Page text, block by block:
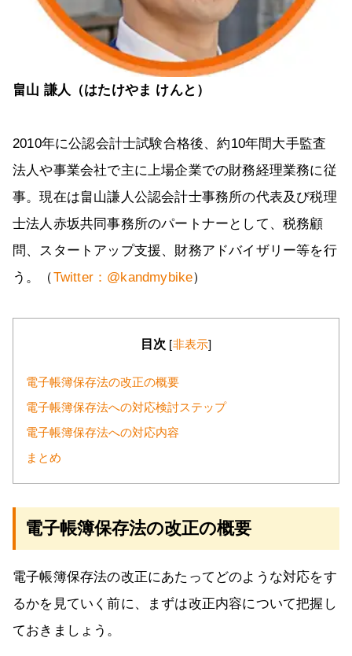
畠山 謙人（はたけやま けんと）
2010年に公認会計士試験合格後、約10年間大手監査
法人や事業会社で主に上場企業での財務経理業務に従
事。現在は畠山謙人公認会計士事務所の代表及び税理
士法人赤坂共同事務所のパートナーとして、税務顧
問、スタートアップ支援、財務アドバイザリー等を行
う。（Twitter：@kandmybike）
目次 [非表示]
電子帳簿保存法の改正の概要
電子帳簿保存法への対応検討ステップ
電子帳簿保存法への対応内容
まとめ
電子帳簿保存法の改正の概要
電子帳簿保存法の改正にあたってどのような対応をす
るかを見ていく前に、まずは改正内容について把握し
ておきましょう。